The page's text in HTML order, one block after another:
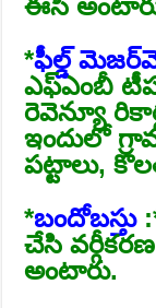
ఈసీ
*ఫీల్డ్‌
ఎఫ్‌ఎంబీ
రెవెన్యూ
ఇందులో
పట్టాలు,
*బందోబస్తు
చేసి
అంటారు.